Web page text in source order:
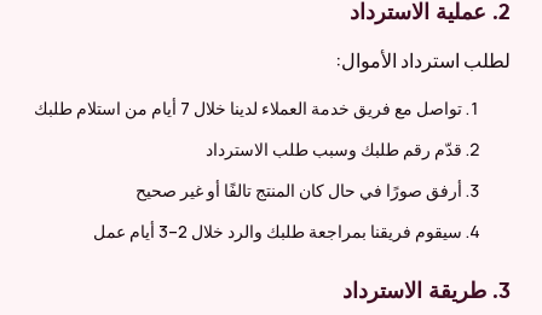
2. عملية الاسترداد
لطلب استرداد الأموال:
تواصل مع فريق خدمة العملاء لدينا خلال 7 أيام من استلام طلبك
قدّم رقم طلبك وسبب طلب الاسترداد
أرفق صورًا في حال كان المنتج تالفًا أو غير صحيح
سيقوم فريقنا بمراجعة طلبك والرد خلال 2–3 أيام عمل
3. طريقة الاسترداد